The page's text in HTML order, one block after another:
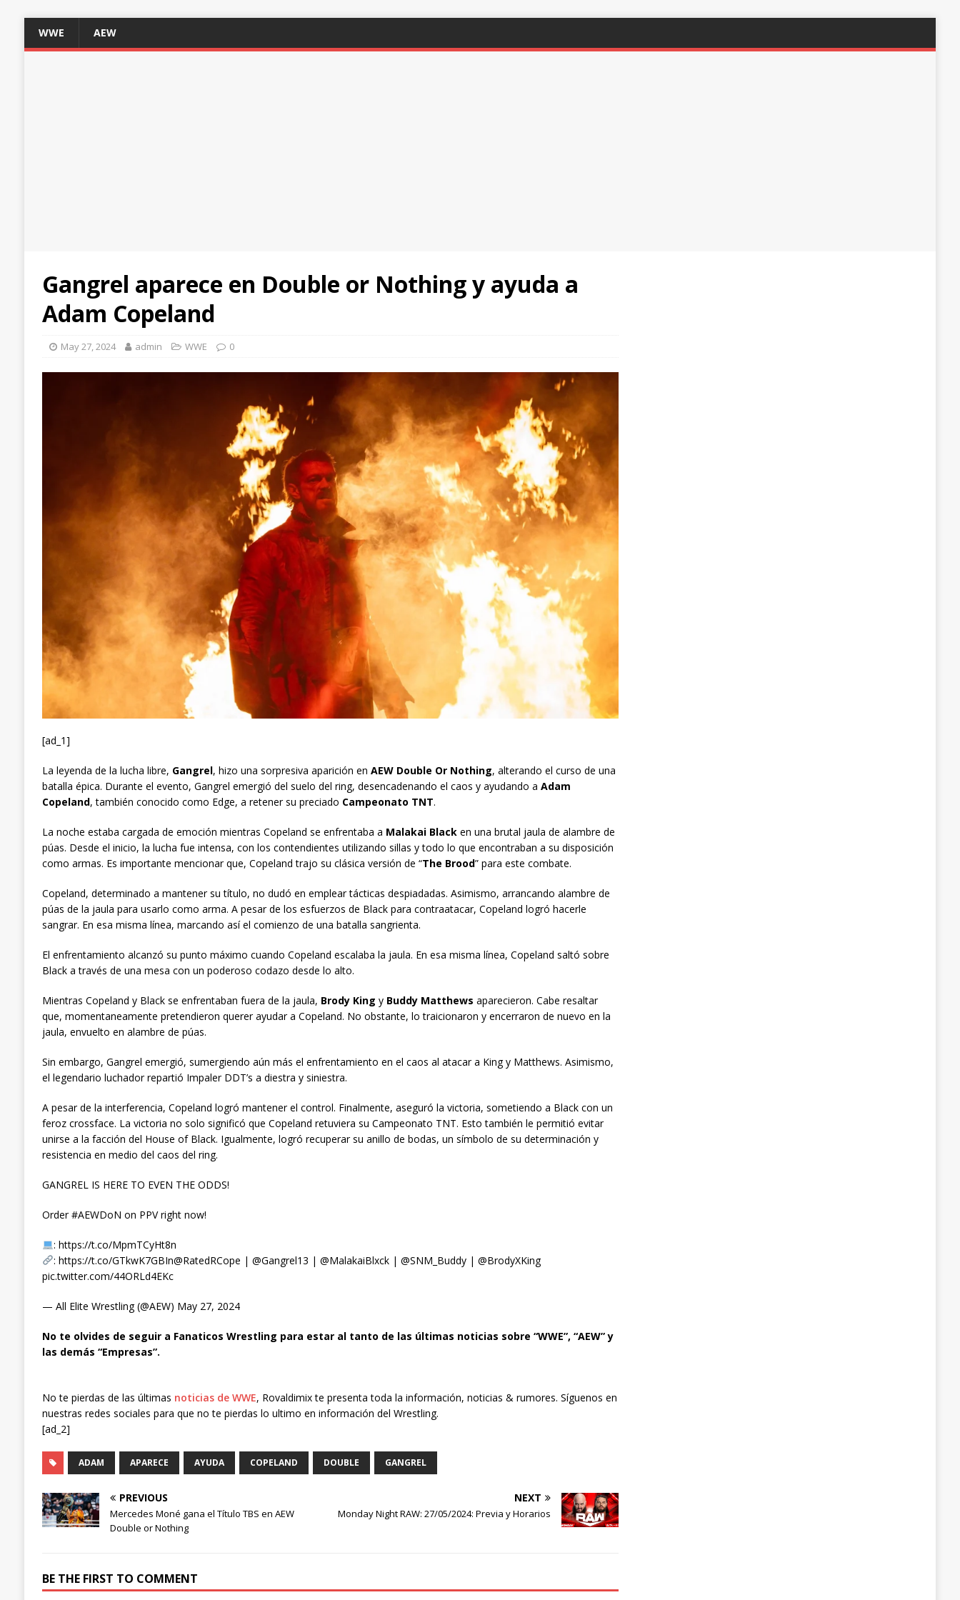
WWE AEW
Gangrel aparece en Double or Nothing y ayuda a
Adam Copeland
May 27, 2024 admin WWE 0
[ad_1]
La leyenda de la lucha libre, Gangrel, hizo una sorpresiva aparición en AEW Double Or Nothing, alterando el curso de una
batalla épica. Durante el evento, Gangrel emergió del suelo del ring, desencadenando el caos y ayudando a Adam
Copeland, también conocido como Edge, a retener su preciado Campeonato TNT.
La noche estaba cargada de emoción mientras Copeland se enfrentaba a Malakai Blacken una brutal jaula de alambre de
púas. Desde el inicio, la lucha fue intensa, con los contendientes utilizando sillas y todo lo que encontraban a su disposición
como armas. Es importante mencionar que, Copeland trajo su clásica versión de “The Brood” para este combate.
Copeland, determinado a mantener su título, no dudó en emplear tácticas despiadadas. Asimismo, arrancando alambre de
púas de la jaula para usarlo como arma. A pesar de los esfuerzos de Black para contraatacar, Copeland logró hacerle
sangrar. En esa misma línea, marcando así el comienzo de una batalla sangrienta.
El enfrentamiento alcanzó su punto máximo cuando Copeland escalaba la jaula. En esa misma línea, Copeland saltó sobre
Black a través de una mesa con un poderoso codazo desde lo alto.
Mientras Copeland y Black se enfrentaban fuera de la jaula, Brody King y Buddy Matthews aparecieron. Cabe resaltar
que, momentaneamente pretendieron querer ayudar a Copeland. No obstante, lo traicionaron y encerraron de nuevo en la
jaula, envuelto en alambre de púas.
Sin embargo, Gangrel emergió, sumergiendo aún más el enfrentamiento en el caos al atacar a King y Matthews. Asimismo,
el legendario luchador repartió Impaler DDT’s a diestra y siniestra.
A pesar de la interferencia, Copeland logró mantener el control. Finalmente, aseguró la victoria, sometiendo a Black con un
feroz crossface. La victoria no solo significó que Copeland retuviera su Campeonato TNT. Esto también le permitió evitar
unirse a la facción del House of Black. Igualmente, logró recuperar su anillo de bodas, un símbolo de su determinación y
resistencia en medio del caos del ring.
GANGREL IS HERE TO EVEN THE ODDS!
Order #AEWDoN on PPV right now!
: https://t.co/MpmTCyHt8n
: https://t.co/GTkwK7GBIn@RatedRCope | @Gangrel13 | @MalakaiBlxck | @SNM_Buddy | @BrodyXKing
pic.twitter.com/44ORLd4EKc
— All Elite Wrestling (@AEW) May 27, 2024
No te olvides de seguir a Fanaticos Wrestling para estar al tanto de las últimas noticias sobre “WWE”, “AEW” y
las demás “Empresas”.
No te pierdas de las últimas noticias de WWE, Rovaldimix te presenta toda la información, noticias & rumores. Síguenos en
nuestras redes sociales para que no te pierdas lo ultimo en información del Wrestling.
[ad_2]
ADAM APARECE AYUDA COPELAND DOUBLE GANGREL
PREVIOUS
Mercedes Moné gana el Título TBS en AEW
Double or Nothing
NEXT
Monday Night RAW: 27/05/2024: Previa y Horarios
BE THE FIRST TO COMMENT